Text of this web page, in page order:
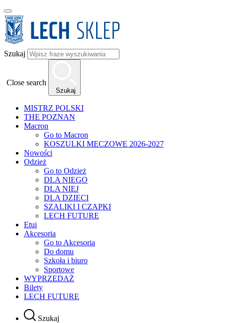
Szukaj
Close search
Szukaj
MISTRZ POLSKI
THE POZNAN
Macron
Go to Macron
KOSZULKI MECZOWE 2026-2027
Nowości
Odzież
Go to Odzież
DLA NIEGO
DLA NIEJ
DLA DZIECI
SZALIKI I CZAPKI
LECH FUTURE
Etui
Akcesoria
Go to Akcesoria
Do domu
Szkoła i biuro
Sportowe
WYPRZEDAŻ
Bilety
LECH FUTURE
Szukaj